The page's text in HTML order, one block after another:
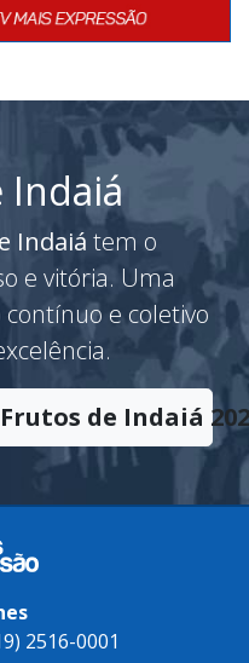
Indaiá
Indaiá tem o
e vitória. Uma
contínuo e coletivo
de Indaiá